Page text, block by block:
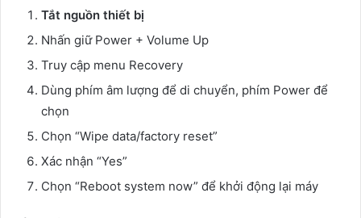
Tắt nguồn thiết bị
Nhấn giữ Power + Volume Up
Truy cập menu Recovery
Dùng phím âm lượng để di chuyển, phím Power để
chọn
Chọn “Wipe data/factory reset”
Xác nhận “Yes”
Chọn “Reboot system now” để khởi động lại máy